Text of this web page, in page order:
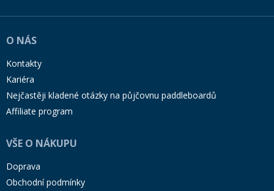
O NÁS
Kontakty
Kariéra
Nejčastěji kladené otázky na půjčovnu paddleboardů
Affiliate program
VŠE O NÁKUPU
Doprava
Obchodní podmínky